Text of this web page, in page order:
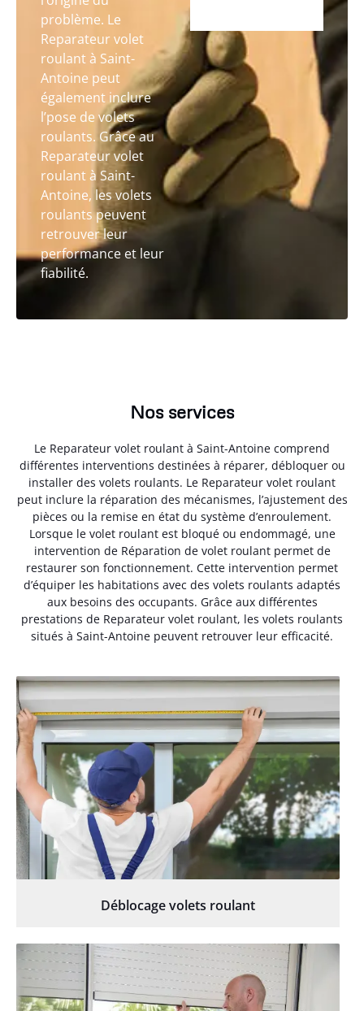
problème. Le
Reparateur volet
roulant à Saint-
Antoine peut
également inclure
l’pose de volets
roulants. Grâce au
Reparateur volet
roulant à Saint-
Antoine, les volets
roulants peuvent
retrouver leur
performance et leur
fiabilité.
Nos services
Le Reparateur volet roulant à Saint-Antoine comprend
différentes interventions destinées à réparer, débloquer ou
installer des volets roulants. Le Reparateur volet roulant
peut inclure la réparation des mécanismes, l’ajustement des
pièces ou la remise en état du système d’enroulement.
Lorsque le volet roulant est bloqué ou endommagé, une
intervention de Réparation de volet roulant permet de
restaurer son fonctionnement. Cette intervention permet
d’équiper les habitations avec des volets roulants adaptés
aux besoins des occupants. Grâce aux différentes
prestations de Reparateur volet roulant, les volets roulants
situés à Saint-Antoine peuvent retrouver leur efficacité.
Déblocage volets roulant